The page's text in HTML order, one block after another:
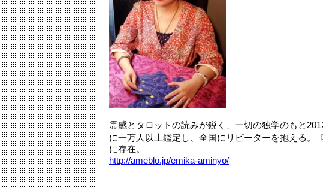
霊感とタロットの読みが鋭く、一切の独学のもと
に一万人以上鑑定し、全国にリピーターを抱える
に存在。
http://ameblo.jp/emika-aminyo/